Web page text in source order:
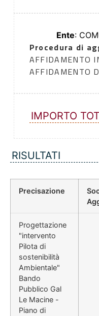
Ente:
Procedura di
AFFIDAMENTO
AFFIDAMENTO
IMPORTO
RISULTATI
Precisazione
Progettazione
"intervento
Pilota di
sostenibilità
Ambientale"
Bando
Pubblico Gal
Le Macine -
Piano di